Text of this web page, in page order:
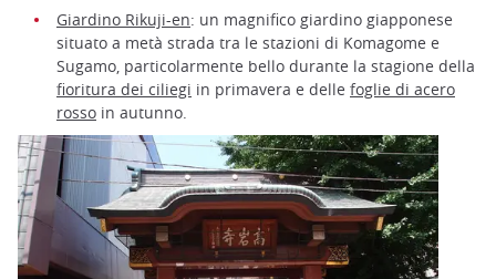
Giardino Rikuji-en: un magnifico giardino giapponese
situato a metà strada tra le stazioni di Komagome e
Sugamo, particolarmente bello durante la stagione della
fioritura dei ciliegi in primavera e delle foglie di acero
rosso in autunno.